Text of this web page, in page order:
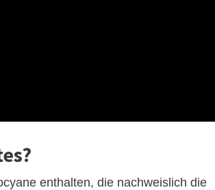
enthalten, die nachweislich die